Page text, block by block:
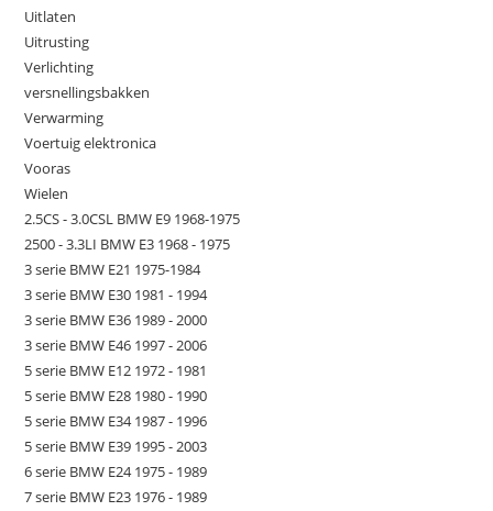
Uitlaten
Uitrusting
Verlichting
versnellingsbakken
Verwarming
Voertuig elektronica
Vooras
Wielen
2.5CS - 3.0CSL BMW E9 1968-1975
2500 - 3.3LI BMW E3 1968 - 1975
3 serie BMW E21 1975-1984
3 serie BMW E30 1981 - 1994
3 serie BMW E36 1989 - 2000
3 serie BMW E46 1997 - 2006
5 serie BMW E12 1972 - 1981
5 serie BMW E28 1980 - 1990
5 serie BMW E34 1987 - 1996
5 serie BMW E39 1995 - 2003
6 serie BMW E24 1975 - 1989
7 serie BMW E23 1976 - 1989